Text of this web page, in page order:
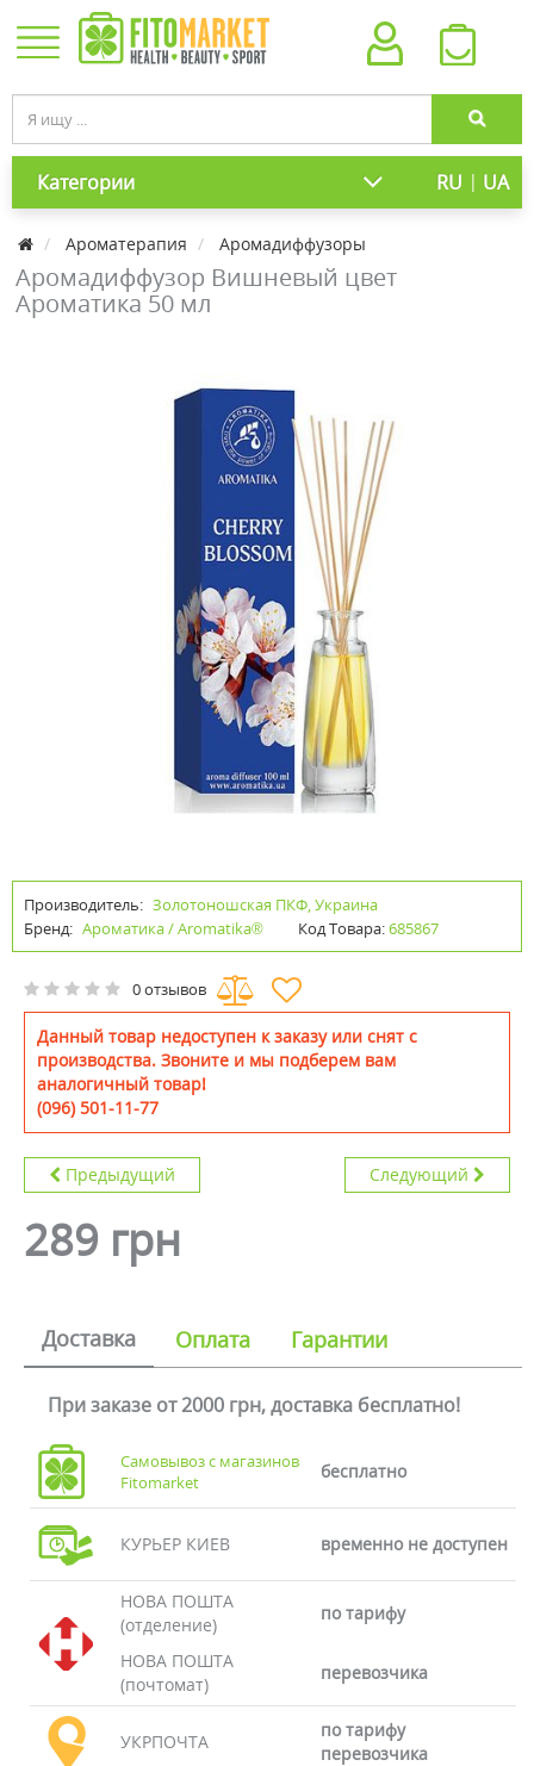
Категории RU | UA
Ароматерапия Аромадиффузоры
Аромадиффузор Вишневый цвет
Ароматика 50 мл
Производитель: Золотоношская ПКФ, Украина
Бренд: Ароматика / Aromatika® Код Товара:685867
0 отзывов
Данный товар недоступен к заказу или снят с
производства. Звоните и мы подберем вам
аналогичный товар!
(096) 501-11-77
Предыдущий Следующий
289 грн
Доставка Оплата Гарантии
При заказе от 2000 грн, доставка бесплатно!
Самовывоз с магазинов
Fitomarket
бесплатно
КУРЬЕР КИЕВ временно не доступен
НОВА ПОШТА
(отделение)
по тарифу
НОВА ПОШТА
(почтомат)
перевозчика
УКРПОЧТА
по тарифу
перевозчика